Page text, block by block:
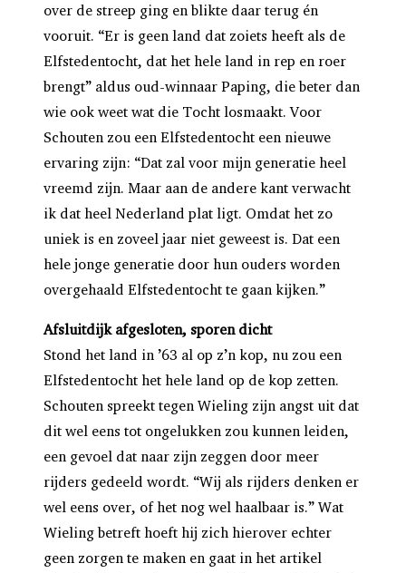
over de streep ging en blikte daar terug én
vooruit. “Er is geen land dat zoiets heeft als de
Elfstedentocht, dat het hele land in rep en roer
brengt” aldus oud-winnaar Paping, die beter dan
wie ook weet wat die Tocht losmaakt. Voor
Schouten zou een Elfstedentocht een nieuwe
ervaring zijn: “Dat zal voor mijn generatie heel
vreemd zijn. Maar aan de andere kant verwacht
ik dat heel Nederland plat ligt. Omdat het zo
uniek is en zoveel jaar niet geweest is. Dat een
hele jonge generatie door hun ouders worden
overgehaald Elfstedentocht te gaan kijken.”
Afsluitdijk afgesloten, sporen dicht
Stond het land in ’63 al op z’n kop, nu zou een
Elfstedentocht het hele land op de kop zetten.
Schouten spreekt tegen Wieling zijn angst uit dat
dit wel eens tot ongelukken zou kunnen leiden,
een gevoel dat naar zijn zeggen door meer
rijders gedeeld wordt. “Wij als rijders denken er
wel eens over, of het nog wel haalbaar is.” Wat
Wieling betreft hoeft hij zich hierover echter
geen zorgen te maken en gaat in het artikel